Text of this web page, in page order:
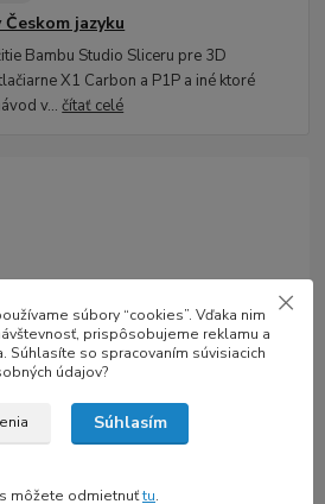
jazyku
Bambu Studio Sliceru pre 3D
X1 Carbon a P1P a iné ktoré
v...čítať celé
plastových strún pre 3D tlač.
súbory “cookies”. Vďaka nim
prispôsobujeme reklamu a
Súhlasíte so spracovaním súvisiacich
údajov?
Súhlasím
môžete odmietnuťtu.